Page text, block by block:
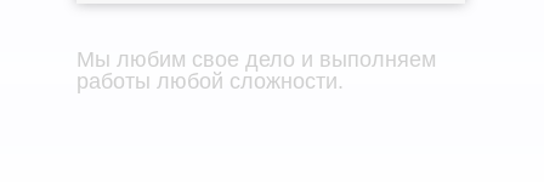
Мы любим свое дело и выполняем
работы любой сложности.